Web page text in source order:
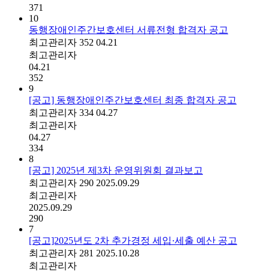
371
10
동행장애인주간보호센터 서류전형 합격자 공고
최고관리자 352 04.21
최고관리자
04.21
352
9
[공고] 동행장애인주간보호센터 최종 합격자 공고
최고관리자 334 04.27
최고관리자
04.27
334
8
[공고] 2025년 제3차 운영위원회 결과보고
최고관리자 290 2025.09.29
최고관리자
2025.09.29
290
7
[공고]2025년도 2차 추가경정 세입·세출 예산 공고
최고관리자 281 2025.10.28
최고관리자